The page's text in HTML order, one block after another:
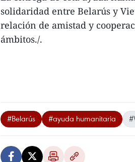
solidaridad entre Belarús y
relación de amistad y
ámbitos./.
#Belarús #ayuda humanitaria